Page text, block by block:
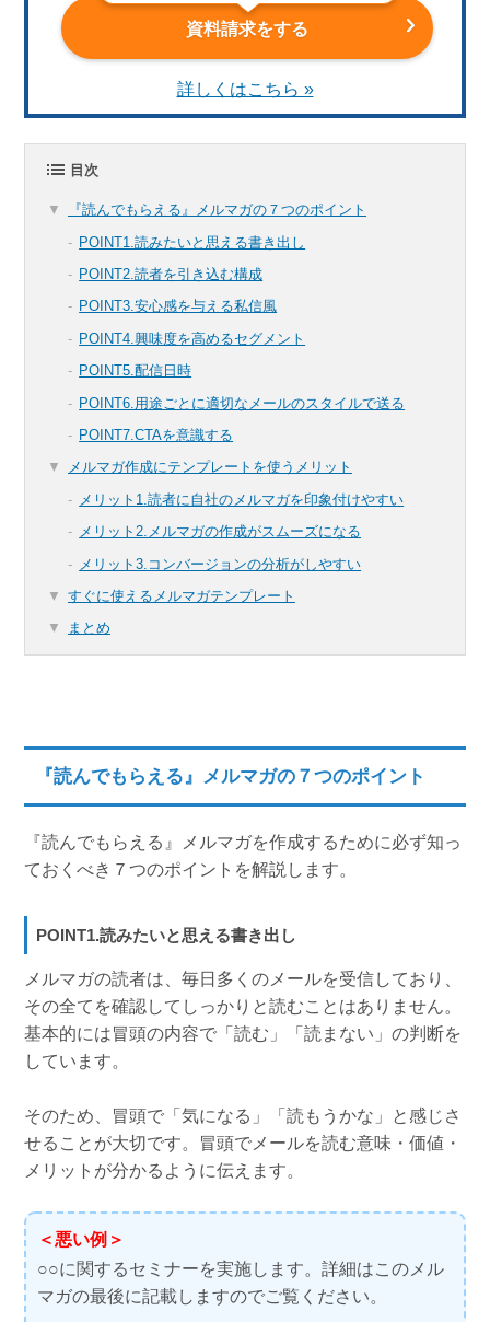
資料請求をする
詳しくはこちら »
目次
『読んでもらえる』メルマガの７つのポイント
POINT1.読みたいと思える書き出し
POINT2.読者を引き込む構成
POINT3.安心感を与える私信風
POINT4.興味度を高めるセグメント
POINT5.配信日時
POINT6.用途ごとに適切なメールのスタイルで送る
POINT7.CTAを意識する
メルマガ作成にテンプレートを使うメリット
メリット1.読者に自社のメルマガを印象付けやすい
メリット2.メルマガの作成がスムーズになる
メリット3.コンバージョンの分析がしやすい
すぐに使えるメルマガテンプレート
まとめ
『読んでもらえる』メルマガの７つのポイント
『読んでもらえる』メルマガを作成するために必ず知っ
ておくべき７つのポイントを解説します。
POINT1.読みたいと思える書き出し
メルマガの読者は、毎日多くのメールを受信しており、
その全てを確認してしっかりと読むことはありません。
基本的には冒頭の内容で「読む」「読まない」の判断を
しています。
そのため、冒頭で「気になる」「読もうかな」と感じさ
せることが大切です。冒頭でメールを読む意味・価値・
メリットが分かるように伝えます。
＜悪い例＞
○○に関するセミナーを実施します。詳細はこのメル
マガの最後に記載しますのでご覧ください。